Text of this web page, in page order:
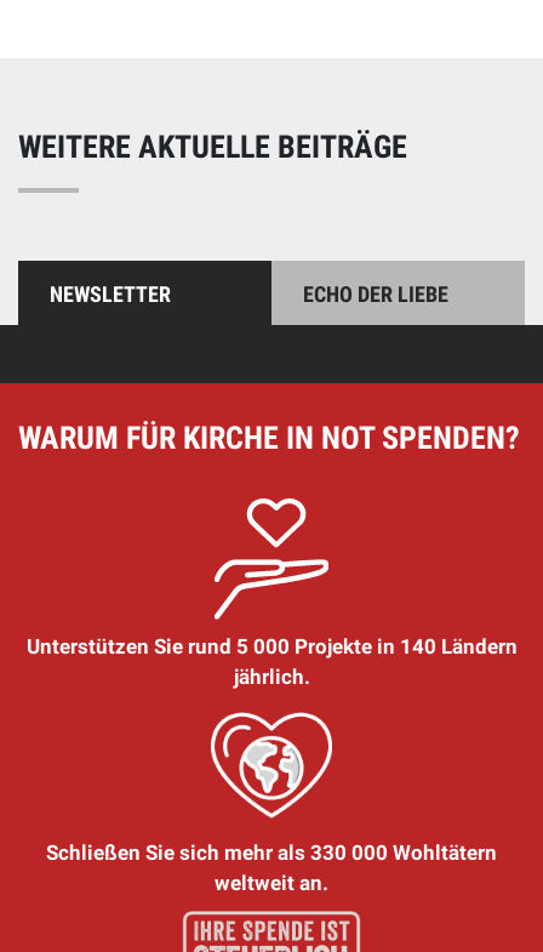
WEITERE AKTUELLE BEITRÄGE
NEWSLETTER ECHO DER LIEBE
WARUM FÜR KIRCHE IN NOT SPENDEN?
Unterstützen Sie rund 5 000 Projekte in 140 Ländern
jährlich.
Schließen Sie sich mehr als 330 000 Wohltätern
weltweit an.